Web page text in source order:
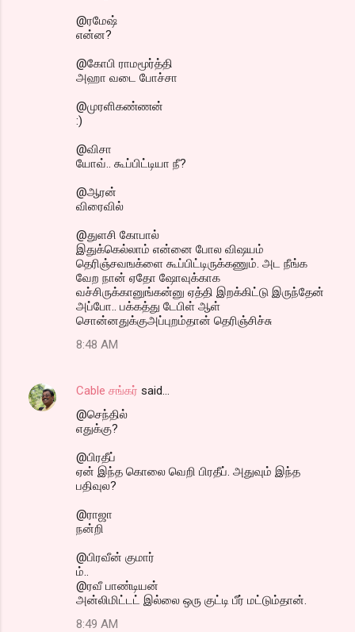
@ரமேஷ்
என்ன?
@கோபி ராமமூர்த்தி
அஹா வடை போச்சா
@முரளிகண்ணன்
:)
@விசா
யோவ்.. கூப்பிட்டியா நீ?
@ஆரன்
விரைவில்
@துளசி கோபால்
இதுக்கெல்லாம் என்னை போல விஷயம்
தெரிஞ்சவஙக்ளை கூப்பிட்டிருக்கணும். அட நீங்க
வேற நான் ஏதோ ஷோவுக்காக
வச்சிருக்கானுங்கன்னு ஏத்தி இறக்கிட்டு இருந்தேன்
அப்போ.. பக்கத்து டேபிள் ஆள்
சொன்னதுக்குஅப்புறம்தான் தெரிஞ்சிச்சு
8:48 AM
Cable சங்கர் said…
@செந்தில்
எதுக்கு?
@பிரதீப்
ஏன் இந்த கொலை வெறி பிரதீப். அதுவும் இந்த
பதிவுல?
@ராஜா
நன்றி
@பிரவீன் குமார்
ம்..
@ரவீ பாண்டியன்
அன்லிமிட்டட் இல்லை ஒரு குட்டி பீர் மட்டும்தான்.
8:49 AM